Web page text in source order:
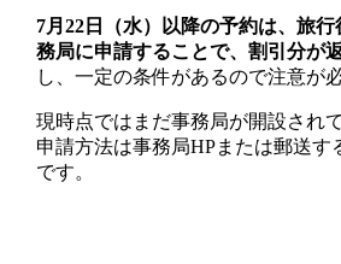
7月22日（水）以降の予約は、旅
務局に申請することで、割引分が
し、一定の条件があるので注意が
現時点ではまだ事務局が開設され
申請方法は事務局HPまたは郵送す
です。